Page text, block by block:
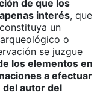
de que los
interés, que
un
o
se juzgue
los elementos en
a efectuar
autor del